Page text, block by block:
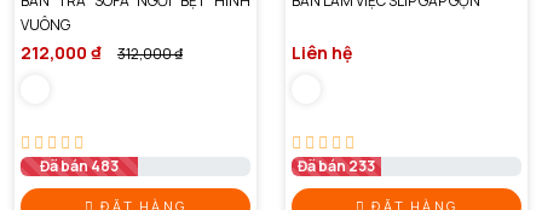
VUÔNG
212,000 ₫ 312,000 ₫
Đã bán 483
ĐẶT HÀNG
Liên hệ
Đã bán 233
ĐẶT HÀNG